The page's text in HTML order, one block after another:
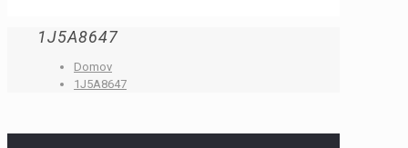
1J5A8647
Domov
1J5A8647